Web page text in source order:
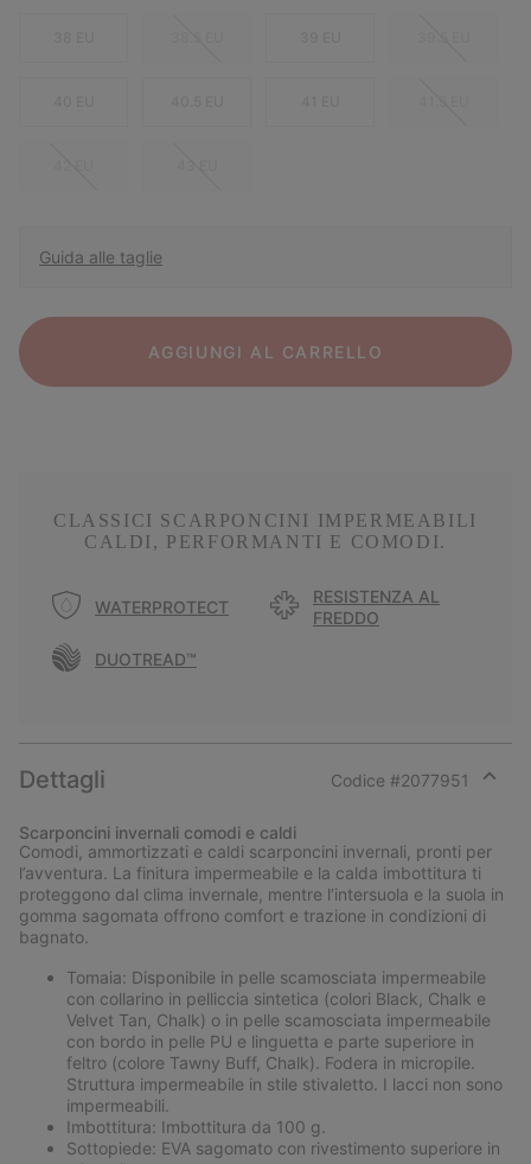
Guida alle taglie
AGGIUNGI AL CARRELLO
CLASSICI SCARPONCINI IMPERMEABILI
CALDI, PERFORMANTI E COMODI.
WATERPROTECT
RESISTENZA AL
FREDDO
DUOTREAD™
Dettagli Codice #2077951
section
Scarponcini invernali comodi e caldi
Comodi, ammortizzati e caldi scarponcini invernali, pronti per
l’avventura. La finitura impermeabile e la calda imbottitura ti
proteggono dal clima invernale, mentre l’intersuola e la suola in
gomma sagomata offrono comfort e trazione in condizioni di
bagnato.
Tomaia: Disponibile in pelle scamosciata impermeabile
con collarino in pelliccia sintetica (colori Black, Chalk e
Velvet Tan, Chalk) o in pelle scamosciata impermeabile
con bordo in pelle PU e linguetta e parte superiore in
feltro (colore Tawny Buff, Chalk). Fodera in micropile.
Struttura impermeabile in stile stivaletto. I lacci non sono
impermeabili.
Imbottitura: Imbottitura da 100 g.
Sottopiede: EVA sagomato con rivestimento superiore in